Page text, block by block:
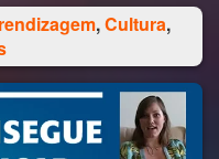
,Cultura,